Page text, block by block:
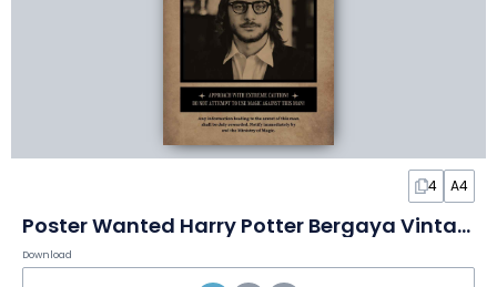
4 A4
Poster Wanted Harry Potter Bergaya Vintage
Download